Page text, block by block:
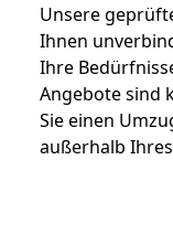
Unsere
Ihnen
Ihre
Angebote sind
Sie einen
außerhalb